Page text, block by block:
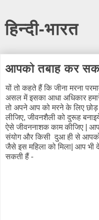
हिन्दी-भारत
आपको तबाह कर
यों तो कहते हैं कि जीना मरना
असल में इसका आधा अधिकार
तो अपने आप को मरने के लिए
लीजिए, जीवनशैली को दुरूह
ऐसे जीवननाशक काम कीजिए |
संयोग और किसी दुआ ही से
जैसे इस महिला को मिला| आप
सकती हैं -